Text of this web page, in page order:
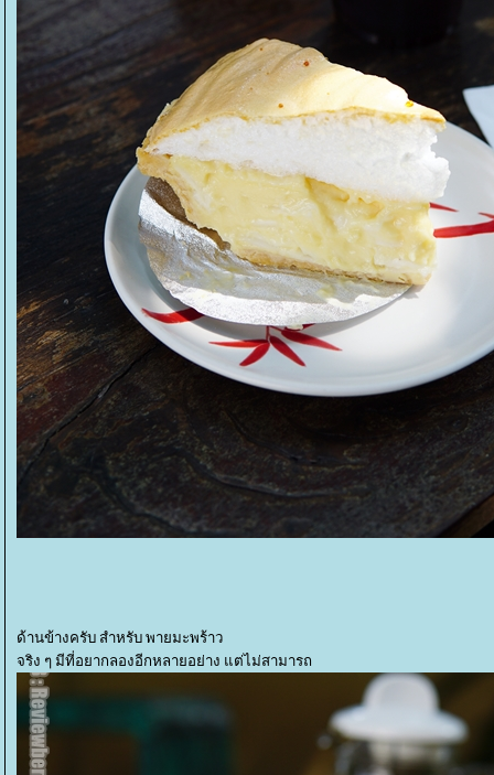
ด้านข้างครับ สำหรับ พายมะพร้าว
จริง ๆ มีที่อยากลองอีกหลายอย่าง แต่ไม่สามารถ